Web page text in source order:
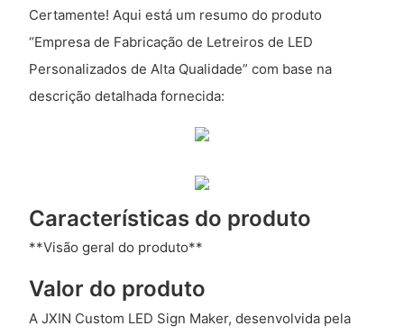
Certamente! Aqui está um resumo do produto
“Empresa de Fabricação de Letreiros de LED
Personalizados de Alta Qualidade” com base na
descrição detalhada fornecida:
Características do produto
**Visão geral do produto**
Valor do produto
A JXIN Custom LED Sign Maker, desenvolvida pela